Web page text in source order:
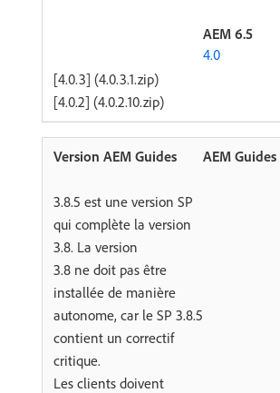
AEM 6.5
[4.0.3] (4.0.3.1.zip)
[4.0.2] (4.0.2.10.zip)
4.0
AEM Guides
3.8.5 est une version SP
qui complète la version
3.8. La version
3.8 ne doit pas être
installée de manière
autonome, car le SP 3.8.5
contient un correctif
critique.
Les clients doivent